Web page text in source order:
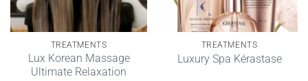
TREATMENTS
Lux Korean Massage
Ultimate Relaxation
TREATMENTS
Luxury Spa Kérastase